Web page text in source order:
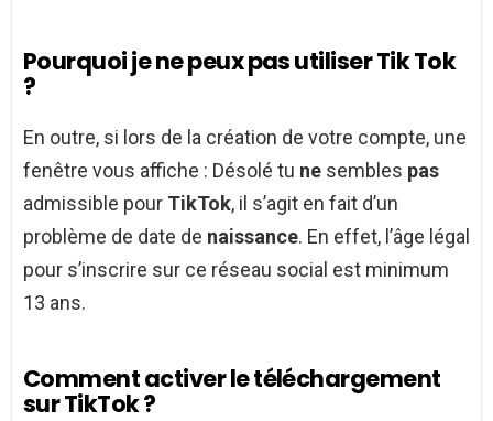
Pourquoi je ne peux pas utiliser Tik Tok
?
En outre, si lors de la création de votre compte, une
fenêtre vous affiche : Désolé tu ne sembles pas
admissible pour TikTok, il s’agit en fait d’un
problème de date de naissance. En effet, l’âge légal
pour s’inscrire sur ce réseau social est minimum
13 ans.
Comment activer le téléchargement
sur TikTok ?